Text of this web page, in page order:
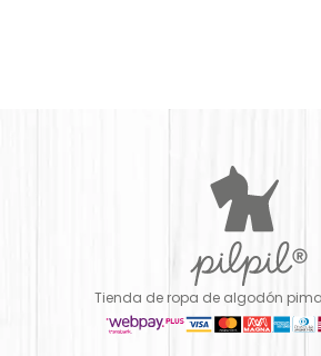
Tienda de ropa de algodón